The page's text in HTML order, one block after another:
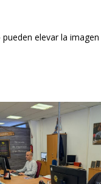
elevar la